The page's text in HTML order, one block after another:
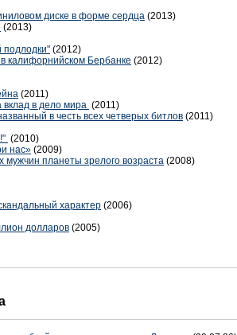
диске в форме сердца (2013)
(2013)
подлодки" (2012)
в калифорнийском Бербанке (2012)
(2011)
в дело мира (2011)
в честь всех четверых битлов (2011)
(2010)
нас» (2009)
планеты зрелого возраста (2008)
характер (2006)
долларов (2005)